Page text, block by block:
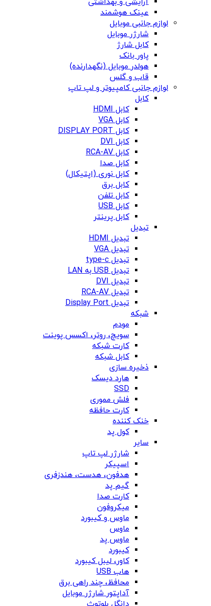
عینک هوشمند
لوازم جانبی موبایل
شارژر موبایل
کابل شارژ
پاور بانک
هولدر موبایل (نگهدارنده)
قاب و گلس
لوازم جانبی کامپیوتر و لپ تاپ
کابل
کابل HDMI
کابل VGA
کابل DISPLAY PORT
کابل DVI
کابل RCA-AV
کابل صدا
کابل نوری (اپتیکال)
کابل برق
کابل تلفن
کابل USB
کابل پرینتر
تبدیل
تبدیل HDMI
تبدیل VGA
تبدیل type-c
تبدیل USB به LAN
تبدیل DVI
تبدیل RCA-AV
تبدیل Display Port
شبکه
مودم
سویچ، روتر، اکسس پوینت
کارت شبکه
کابل شبکه
ذخیره سازی
هارد دیسک
SSD
فلش مموری
کارت حافظه
خنک کننده
کول پد
سایر
شارژر لپ تاپ
اسپیکر
هدفون، هدست، هندزفری
گیم پد
کارت صدا
میکروفون
ماوس و کیبورد
ماوس
ماوس پد
کیبورد
کاور، لیبل کیبورد
هاب USB
محافظ، چند راهی برق
آداپتور شارژر موبایل